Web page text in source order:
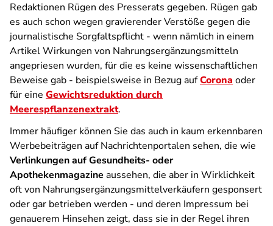
Redaktionen Rügen des Presserats gegeben. Rügen gab
es auch schon wegen gravierender Verstöße gegen die
journalistische Sorgfaltspflicht - wenn nämlich in einem
Artikel Wirkungen von Nahrungsergänzungsmitteln
angepriesen wurden, für die es keine wissenschaftlichen
Beweise gab - beispielsweise in Bezug aufCorona oder
für eine Gewichtsreduktion durch
Meerespflanzenextrakt.
Immer häufiger können Sie das auch in kaum erkennbaren
Werbebeiträgen auf Nachrichtenportalen sehen, die wie
Verlinkungen auf Gesundheits- oder
Apothekenmagazine aussehen, die aber in Wirklichkeit
oft von Nahrungsergänzungsmittelverkäufern gesponsert
oder gar betrieben werden - und deren Impressum bei
genauerem Hinsehen zeigt, dass sie in der Regel ihren